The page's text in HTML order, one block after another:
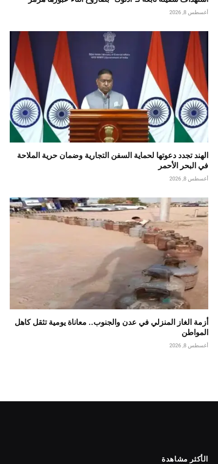
أغسطس 8, 2026
الهند تجدد دعوتها لحماية السفن التجارية وضمان حرية الملاحة
في البحر الأحمر
أغسطس 8, 2026
أزمة الغاز المنزلي في عدن والجنوب.. معاناة يومية تثقل كاهل
المواطن
أغسطس 8, 2026
الأكثر مشاهدة